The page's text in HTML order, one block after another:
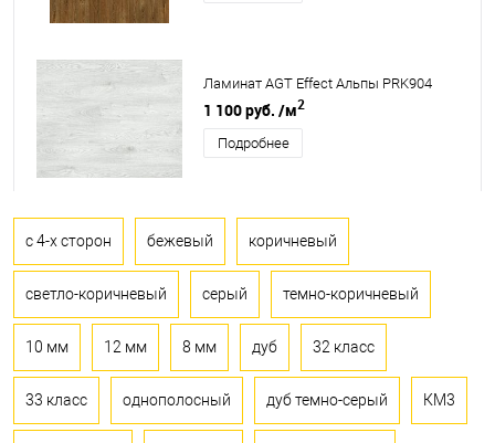
Ламинат AGT Effect Альпы PRK904
1 100 руб. /м2
Подробнее
с 4-х сторон бежевый коричневый
светло-коричневый серый темно-коричневый
10 мм 12 мм 8 мм дуб 32 класс
33 класс однополосный дуб темно-серый КМ3